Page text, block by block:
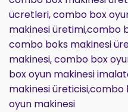
ücretleri, combo box
makinesi üretimi,combo
combo boks makinesi
makinesi, combo box
box oyun makinesi
makinesi
oyun makinesi